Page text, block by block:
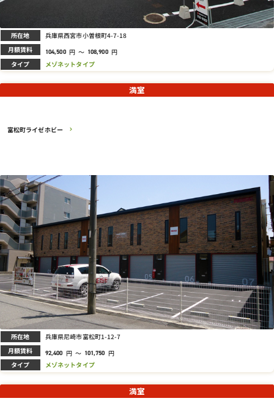
所在地 兵庫県西宮市小曽根町4-7-18
月額賃料 104,500 円 ～ 108,900 円
タイプ メゾネットタイプ
富松町ライゼホビー
満室
所在地 兵庫県尼崎市富松町1-12-7
月額賃料 92,400 円 ～ 101,750 円
タイプ メゾネットタイプ
満室